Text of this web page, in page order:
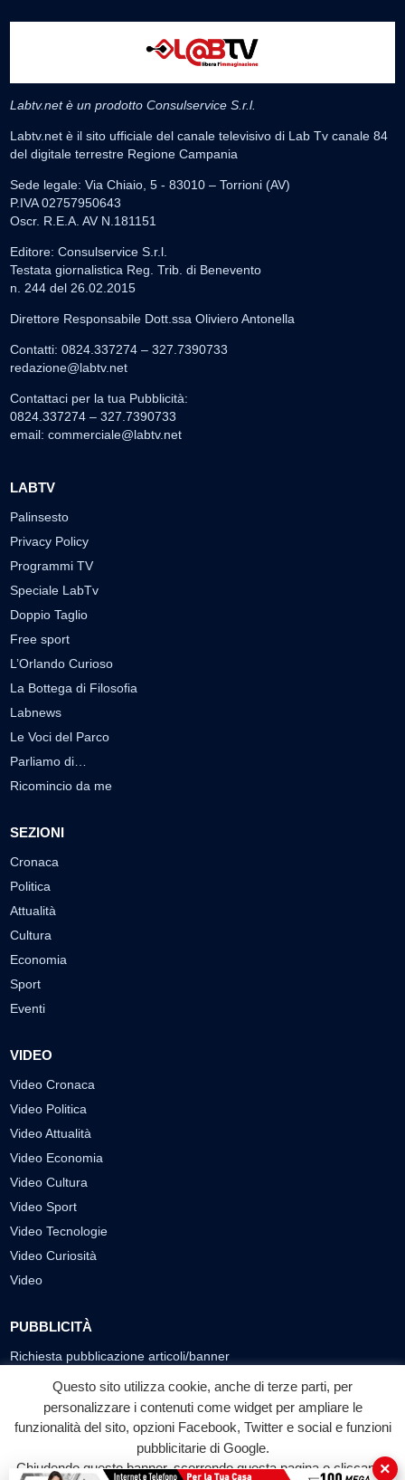
Labtv.net è un prodotto Consulservice S.r.l.
Labtv.net è il sito ufficiale del canale televisivo di Lab Tv canale 84
del digitale terrestre Regione Campania
Sede legale: Via Chiaio, 5 - 83010 – Torrioni (AV)
P.IVA 02757950643
Oscr. R.E.A. AV N.181151
Editore: Consulservice S.r.l.
Testata giornalistica Reg. Trib. di Benevento
n. 244 del 26.02.2015
Direttore Responsabile Dott.ssa Oliviero Antonella
Contatti: 0824.337274 – 327.7390733
redazione@labtv.net
Contattaci per la tua Pubblicità:
0824.337274 – 327.7390733
email: commerciale@labtv.net
LABTV
Palinsesto
Privacy Policy
Programmi TV
Speciale LabTv
Doppio Taglio
Free sport
L’Orlando Curioso
La Bottega di Filosofia
Labnews
Le Voci del Parco
Parliamo di…
Ricomincio da me
SEZIONI
Cronaca
Politica
Attualità
Cultura
Economia
Sport
Eventi
VIDEO
Video Cronaca
Video Politica
Video Attualità
Video Economia
Video Cultura
Video Sport
Video Tecnologie
Video Curiosità
Video
PUBBLICITÀ
Richiesta pubblicazione articoli/banner
SEGUICI SUI SOCIAL
f
Facebook
◎ ▶
YouTube
Questo sito utilizza cookie, anche di terze parti, per
personalizzare i contenuti come widget per ampliare le
funzionalità del sito, opzioni Facebook, Twitter e social e funzioni
pubblicitarie di Google.
Chiudendo questo banner, scorrendo questa pagina o cliccando
×